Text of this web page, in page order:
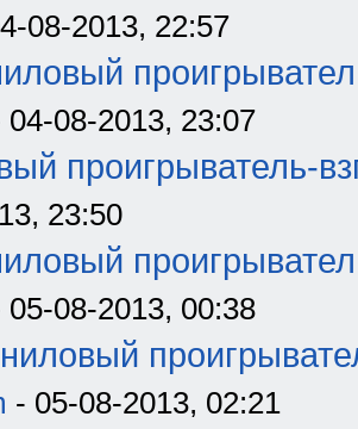
08-2013, 22:57
04-08-2013, 23:07
проигрыватель-
23:50
05-08-2013, 00:38
- 05-08-2013, 02:21